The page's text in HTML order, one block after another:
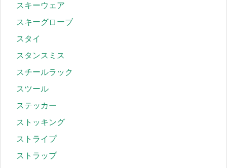
スキーウェア
スキーグローブ
スタイ
スタンスミス
スチールラック
スツール
ステッカー
ストッキング
ストライプ
ストラップ